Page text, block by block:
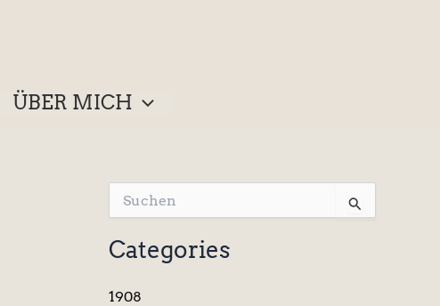
ÜBER MICH
u
c
h
n
Categories
1908